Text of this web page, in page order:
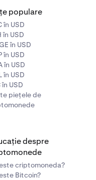
populare
în USD
în USD
în USD
în USD
în USD
în USD
în USD
piețele de
despre
criptomoneda?
Bitcoin?